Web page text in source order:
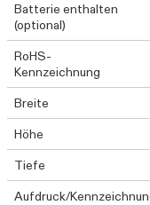
Batterie enthalten
(optional)
RoHS-
Kennzeichnung
Breite
Höhe
Tiefe
Aufdruck/